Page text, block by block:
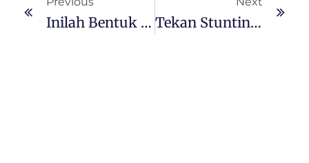
Inilah Bentuk Kepedulian PT GNI Di Hari Perempuan Internasiona Tekan Stunting, PT GNI Dan PT SEI Berikan Makanan Tambahan Dan Kebun Gizi Untuk Balita Dan Ibu Hamil